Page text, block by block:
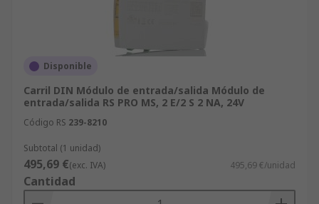
Disponible
Carril DIN Módulo de entrada/salida Módulo de
entrada/salida RS PRO MS, 2 E/2 S 2 NA, 24V
Código RS 239-8210
Subtotal (1 unidad)
495,69 €(exc. IVA) 495,69 €/unidad
Cantidad